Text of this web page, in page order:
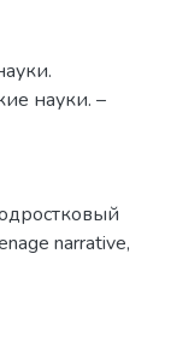
науки. –
narrative,